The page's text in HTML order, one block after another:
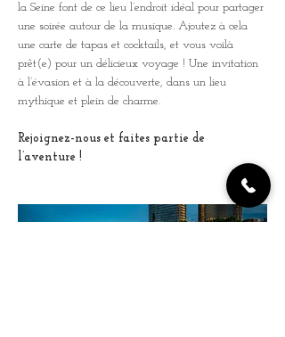
la Seine font de ce lieu l’endroit idéal pour partager
une soirée autour de la musique. Ajoutez à cela
une carte de tapas et cocktails, et vous voilà
prêt(e) pour un délicieux voyage ! Une invitation
à l’évasion et à la découverte, dans un lieu
mythique et plein de charme.
Rejoignez-nous et faites partie de
l’aventure !